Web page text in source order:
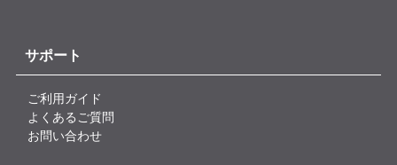
サポート
ご利用ガイド
よくあるご質問
お問い合わせ